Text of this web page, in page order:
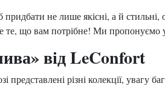
не лише якісні, а й
що вам потрібне! Ми пропонуємо
від LeConfort
представлені різні колекції,